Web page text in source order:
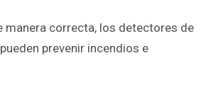
manera correcta, los detectores de
prevenir incendios e